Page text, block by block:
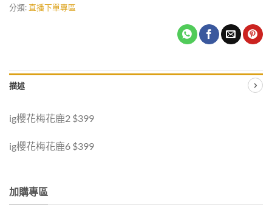
分類: 直播下單專區
描述
ig櫻花梅花鹿2 $399
ig櫻花梅花鹿6 $399
加購專區